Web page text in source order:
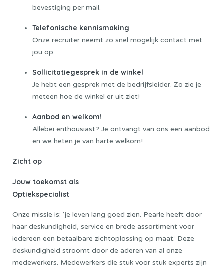
bevestiging per mail.
Telefonische kennismaking
Onze recruiter neemt zo snel mogelijk contact met
jou op.
Sollicitatiegesprek in de winkel
Je hebt een gesprek met de bedrijfsleider. Zo zie je
meteen hoe de winkel er uit ziet!
Aanbod en welkom!
Allebei enthousiast? Je ontvangt van ons een aanbod
en we heten je van harte welkom!
Zicht op
Jouw toekomst als
Optiekspecialist
Onze missie is: ‘je leven lang goed zien. Pearle heeft door
haar deskundigheid, service en brede assortiment voor
iedereen een betaalbare zichtoplossing op maat.’ Deze
deskundigheid stroomt door de aderen van al onze
medewerkers. Medewerkers die stuk voor stuk experts zijn